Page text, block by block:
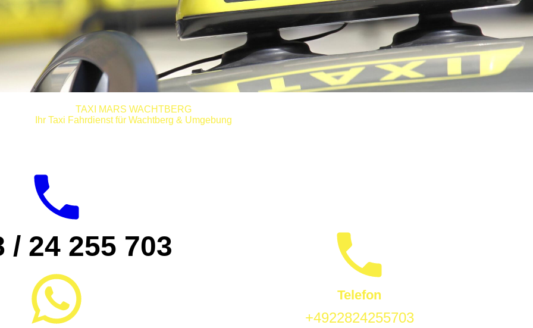
TAXI MARS WACHTBERG
Ihr Taxi Fahrdienst für Wachtberg & Umgebung
/ 24 255 703
Telefon
+4922824255703